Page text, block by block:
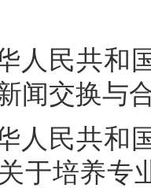
人民共
闻交换与
人民共
于培养专